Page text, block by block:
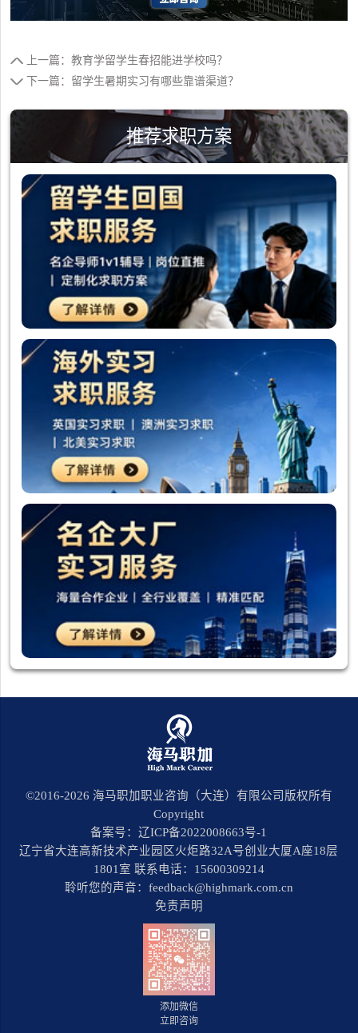
上一篇：教育学留学生春招能进学校吗？
下一篇：留学生暑期实习有哪些靠谱渠道？
推荐求职方案
©2016-2026 海马职加职业咨询（大连）有限公司版权所有
Copyright
备案号：辽ICP备2022008663号-1
辽宁省大连高新技术产业园区火炬路32A号创业大厦A座18层
1801室 联系电话：15600309214
聆听您的声音：feedback@highmark.com.cn
免责声明
添加微信
立即咨询